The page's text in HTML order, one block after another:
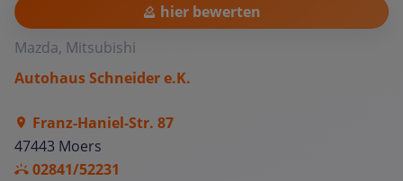
hier bewerten
Mazda, Mitsubishi
Autohaus Schneider e.K.
Franz-Haniel-Str. 87
47443 Moers
02841/52231